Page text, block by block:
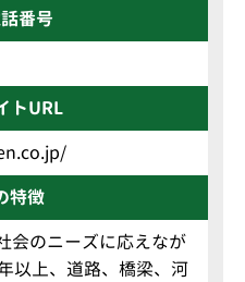
番号
トURL
特徴
会のニーズに応えなが
以上、道路、橋梁、河